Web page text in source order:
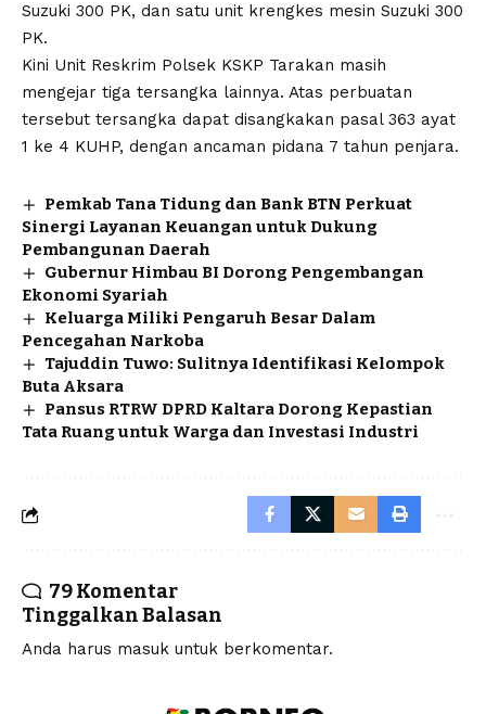
Suzuki 300 PK, dan satu unit krengkes mesin Suzuki 300
PK.
Kini Unit Reskrim Polsek KSKP Tarakan masih
mengejar tiga tersangka lainnya. Atas perbuatan
tersebut tersangka dapat disangkakan pasal 363 ayat
1 ke 4 KUHP, dengan ancaman pidana 7 tahun penjara.
Pemkab Tana Tidung dan Bank BTN Perkuat
Sinergi Layanan Keuangan untuk Dukung
Pembangunan Daerah
Gubernur Himbau BI Dorong Pengembangan
Ekonomi Syariah
Keluarga Miliki Pengaruh Besar Dalam
Pencegahan Narkoba
Tajuddin Tuwo: Sulitnya Identifikasi Kelompok
Buta Aksara
Pansus RTRW DPRD Kaltara Dorong Kepastian
Tata Ruang untuk Warga dan Investasi Industri
79 Komentar
Tinggalkan Balasan
Anda harus masuk untuk berkomentar.